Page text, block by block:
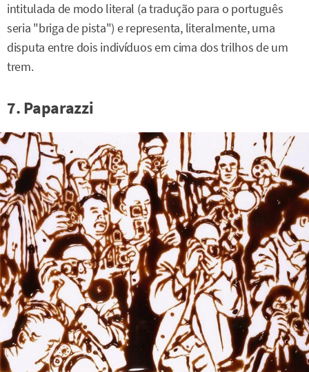
intitulada de modo literal (a tradução para o português
seria "briga de pista") e representa, literalmente, uma
disputa entre dois indivíduos em cima dos trilhos de um
trem.
7. Paparazzi